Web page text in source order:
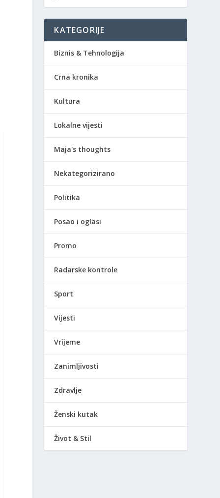
KATEGORIJE
Biznis & Tehnologija
Crna kronika
Kultura
Lokalne vijesti
Maja's thoughts
Nekategorizirano
Politika
Posao i oglasi
Promo
Radarske kontrole
Sport
Vijesti
Vrijeme
Zanimljivosti
Zdravlje
Ženski kutak
Život & Stil